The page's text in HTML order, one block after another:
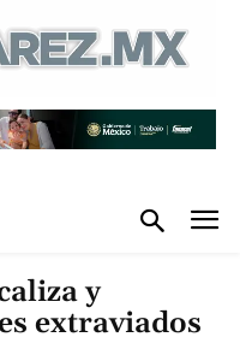
y
extraviados